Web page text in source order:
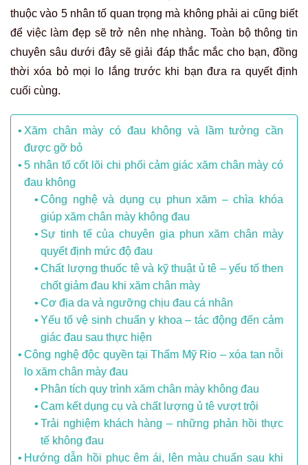
thuộc vào 5 nhân tố quan trọng mà không phải ai cũng biết
để việc làm đẹp sẽ trở nên nhẹ nhàng. Toàn bộ thông tin
chuyên sâu dưới đây sẽ giải đáp thắc mắc cho bạn, đồng
thời xóa bỏ mọi lo lắng trước khi bạn đưa ra quyết định
cuối cùng.
Xăm chân mày có đau không và lầm tưởng cần
được gỡ bỏ
5 nhân tố cốt lõi chi phối cảm giác xăm chân mày có
đau không
Công nghệ và dụng cụ phun xăm – chìa khóa
giúp xăm chân mày không đau
Sự tinh tế của chuyên gia phun xăm chân mày
quyết định mức độ đau
Chất lượng thuốc tê và kỹ thuật ủ tê – yếu tố then
chốt giảm đau khi xăm chân mày
Cơ địa da và ngưỡng chịu đau cá nhân
Yếu tố vệ sinh chuẩn y khoa – tác động đến cảm
giác đau sau thực hiện
Công nghệ độc quyền tại Thẩm Mỹ Rio – xóa tan nỗi
lo xăm chân mày đau
Phân tích quy trình xăm chân mày không đau
Cam kết dụng cụ và chất lượng ủ tê vượt trội
Trải nghiệm khách hàng – những phản hồi thực
tế không đau
Hướng dẫn hồi phục êm ái, lên màu chuẩn sau khi